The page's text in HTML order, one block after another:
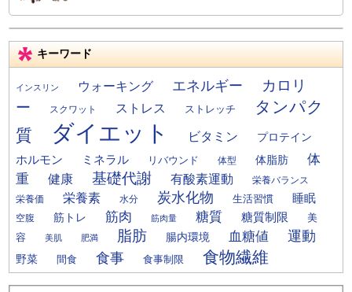
キーワード
インスリン ウォーキング エネルギー
カロリ
ー
スクワット ストレス ストレッチ
タンパク
質
ダイエット ビタミン
プロテイン
ホルモン
ミネラル リバウンド 体型 体脂肪
体
重
健康 基礎代謝 有酸素運動 栄養バランス
栄養価 栄養素 水分 炭水化物 生活習慣 睡眠
空腹 筋トレ 筋肉 筋肉量 糖質 糖質制限
美
容
美肌 肥満 脂肪 腸内環境 血糖値 運動
野菜 間食 食事 食事制限 食物繊維